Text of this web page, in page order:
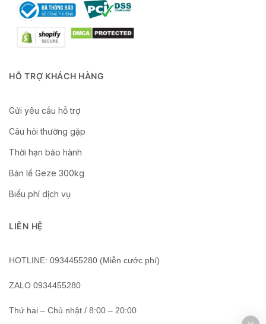
HỖ TRỢ KHÁCH HÀNG
Gửi yêu cầu hỗ trợ
Câu hỏi thường gặp
Thời hạn bảo hành
Bản lề Geze 300kg
Biểu phí dịch vụ
LIÊN HỆ
HOTLINE: 0934455280 (Miễn cước phí)
ZALO 0934455280
Thứ hai – Chủ nhật / 8:00 – 20:00